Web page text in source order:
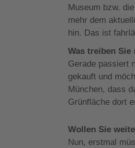
Museum bzw.
mehr dem
hin. Das ist
Was treiben
Gerade passiert
gekauft und
München, dass
Grünfläche dort
Wollen Sie
Nun, erstmal